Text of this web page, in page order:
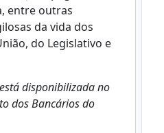
entre outras
da vida dos
do Legislativo e
disponibilizada no
dos Bancários do